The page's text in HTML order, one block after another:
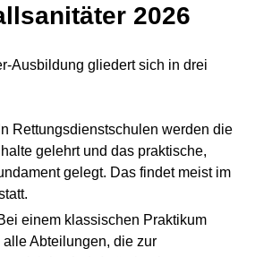
2026
Ausbildung gliedert sich in drei
In Rettungsdienstschulen werden die
gelehrt und das praktische,
gelegt. Das findet meist im
einem klassischen Praktikum
Abteilungen, die zur